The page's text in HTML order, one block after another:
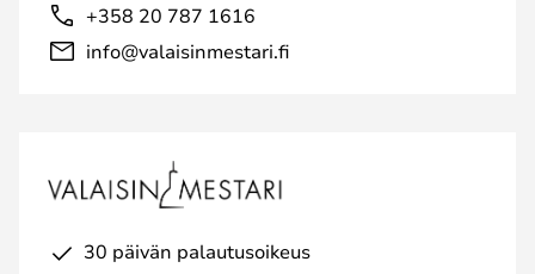
+358 20 787 1616
info@valaisinmestari.fi
30 päivän palautusoikeus